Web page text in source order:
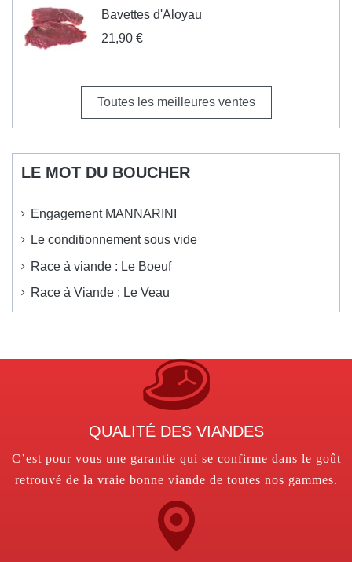
Bavettes d'Aloyau
21,90 €
Toutes les meilleures ventes
LE MOT DU BOUCHER
Engagement MANNARINI
Le conditionnement sous vide
Race à viande : Le Boeuf
Race à Viande : Le Veau
QUALITÉ DES VIANDES
C’est pour vous une garantie qui se confirme dans le goût
retrouvé de la vraie bonne viande de toutes nos gammes.